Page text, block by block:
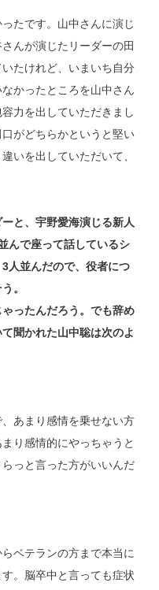
たです。山中さんに演じ
んが演じたリーダーの田
たけれど、いまいち自分
かったところを山中さん
力を出していただきまし
がどちらかというと堅い
いを出していただいて、
と、宇野愛海演じる新人
んで座って話しているシ
人並んだので、役者につ
。
ったんだろう。でも辞め
聞かれた山中聡は次のよ
あまり感情を乗せない方
り感情的にやっちゃうと
っと言った方がいいんだ
ベテランの方まで本当に
。脳卒中と言っても症状